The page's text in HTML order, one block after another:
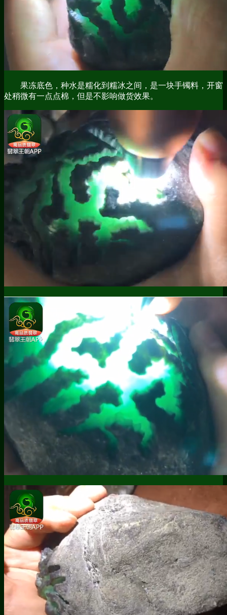
果冻底色，种水是糯化到糯冰之间，是一块手镯料，开窗
处稍微有一点点棉，但是不影响做货效果。